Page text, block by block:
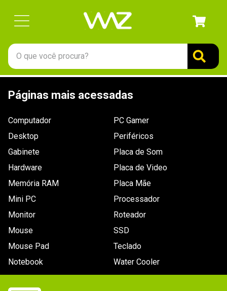
O que você procura?
Páginas mais acessadas
Computador
Desktop
Gabinete
Hardware
Memória RAM
Mini PC
Monitor
Mouse
Mouse Pad
Notebook
PC Gamer
Periféricos
Placa de Som
Placa de Video
Placa Mãe
Processador
Roteador
SSD
Teclado
Water Cooler
1º
gabinete
teclado
ssd
openbox
mouse
jonsbo
fractal